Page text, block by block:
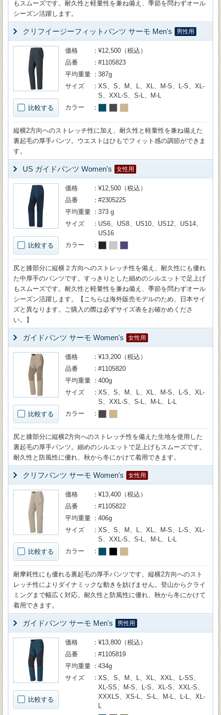
もスムーズです。耐久性と軽量性を兼ね備え、季節を問わずオール
シーズン活躍します。
クリフイージーフィットパンツ サーモ Men's 男性用
比較する
価格
¥12,500（税込）
品番
#1105823
平均重量
387g
サイズ
XS、S、M、L、XL、M-S、L-S、XL-
S、XXL-S、S-L、M-L
カラー
縦横2方向へのストレッチ性に加え、耐久性と軽量性を兼ね備えた
裏起毛の厚手パンツ。ウエストはひもでフィット感の調節ができま
す。
US ガイドパンツ Women's 女性用
比較する
価格
¥12,500（税込）
品番
#2305225
平均重量
373 g
サイズ
US6、US8、US10、US12、US14、
US16
カラー
尻と膝部分に縦横２方向へのストレッチ性を備え、耐久性にも優れ
た中厚手のパンツです。すっきりとした細めのシルエットで足上げ
もスムーズです。耐久性と軽量性を兼ね備え、季節を問わずオール
シーズン活躍します。【こちらは海外販売モデルのため、日本サイ
ズと異なります。ご購入の際は必ずサイズ表をお確かめくださ
い。】
ガイドパンツ サーモ Women's 女性用
比較する
価格
¥13,200（税込）
品番
#1105820
平均重量
400g
サイズ
XS、S、M、L、XL、M-S、L-S、XL-
S、XXL-S、S-L、M-L、L-L
カラー
尻と膝部分に縦横2方向へのストレッチ性を備えた生地を使用した
裏起毛の厚手パンツ。細めのシルエットで足上げもスムーズです。
耐久性と防風性に優れ、秋から冬にかけて着用できます。
クリフパンツ サーモ Women's 女性用
比較する
価格
¥13,400（税込）
品番
#1105822
平均重量
406g
サイズ
XS、S、M、L、XL、M-S、L-S、XL-
S、XXL-S、S-L、M-L、L-L
カラー
耐摩耗性にも優れる裏起毛の厚手パンツです。縦横2方向へのスト
レッチ性によりダイナミックな動きを妨げません。登山からクライ
ミングまで幅広く対応。耐久性と防風性に優れ、秋から冬にかけて
着用できます。
ガイドパンツ サーモ Men's 男性用
比較する
価格
¥13,800（税込）
品番
#1105819
平均重量
434g
サイズ
XS、S、M、L、XL、XXL、L-SS、
XL-SS、M-S、L-S、XL-S、XXL-S、
XXXLS、XS-L、S-L、M-L、L-L、XL-
L